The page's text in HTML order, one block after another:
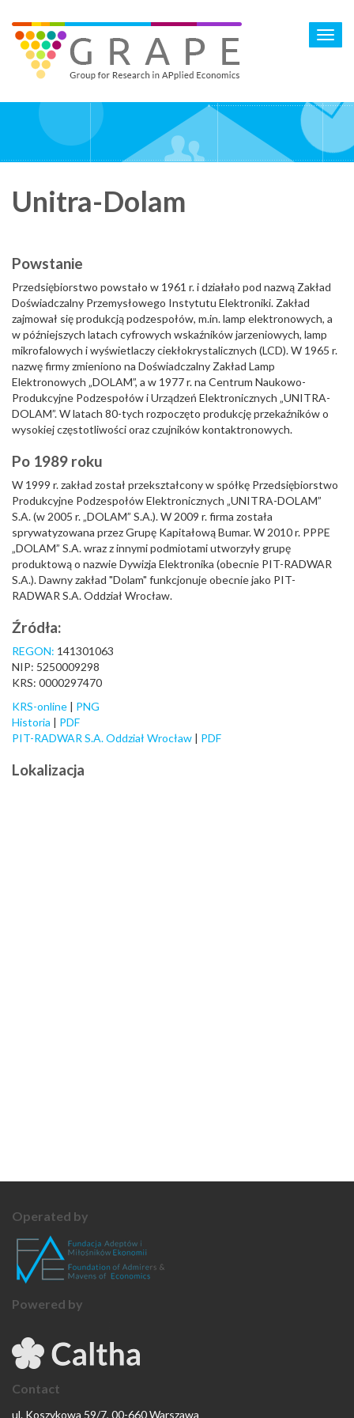
main
content
Unitra-Dolam
Powstanie
Przedsiębiorstwo powstało w 1961 r. i działało pod nazwą Zakład
Doświadczalny Przemysłowego Instytutu Elektroniki. Zakład
zajmował się produkcją podzespołów, m.in. lamp elektronowych, a
w późniejszych latach cyfrowych wskaźników jarzeniowych, lamp
mikrofalowych i wyświetlaczy ciekłokrystalicznych (LCD). W 1965 r.
nazwę firmy zmieniono na Doświadczalny Zakład Lamp
Elektronowych „DOLAM”, a w 1977 r. na Centrum Naukowo-
Produkcyjne Podzespołów i Urządzeń Elektronicznych „UNITRA-
DOLAM”. W latach 80-tych rozpoczęto produkcję przekaźników o
wysokiej częstotliwości oraz czujników kontaktronowych.
Po 1989 roku
W 1999 r. zakład został przekształcony w spółkę Przedsiębiorstwo
Produkcyjne Podzespołów Elektronicznych „UNITRA-DOLAM”
S.A. (w 2005 r. „DOLAM” S.A.). W 2009 r. firma została
sprywatyzowana przez Grupę Kapitałową Bumar. W 2010 r. PPPE
„DOLAM” S.A. wraz z innymi podmiotami utworzyły grupę
produktową o nazwie Dywizja Elektronika (obecnie PIT-RADWAR
S.A.). Dawny zakład "Dolam" funkcjonuje obecnie jako PIT-
RADWAR S.A. Oddział Wrocław.
Źródła:
REGON: 141301063
NIP: 5250009298
KRS: 0000297470
KRS-online | PNG
Historia | PDF
PIT-RADWAR S.A. Oddział Wrocław | PDF
Lokalizacja
Operated by
Powered by
Contact
ul. Koszykowa 59/7, 00-660 Warszawa